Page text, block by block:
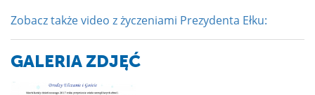
Zobacz także video z życzeniami Prezydenta Ełku:
GALERIA ZDJĘĆ